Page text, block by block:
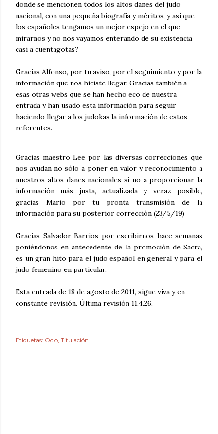
donde se mencionen todos los altos danes del judo
nacional, con una pequeña biografía y méritos, y asi que
los españoles tengamos un mejor espejo en el que
mirarnos y no nos vayamos enterando de su existencia
casi a cuentagotas?
Gracias Alfonso, por tu aviso, por el seguimiento y por la
información que nos hiciste llegar. Gracias también a
esas otras webs que se han hecho eco de nuestra
entrada y han usado esta información para seguir
haciendo llegar a los judokas la información de estos
referentes.
Gracias maestro Lee por las diversas correcciones que
nos ayudan no sólo a poner en valor y reconocimiento a
nuestros altos danes nacionales si no a proporcionar la
información más justa, actualizada y veraz posible,
gracias Mario por tu pronta transmisión de la
información para su posterior corrección (23/5/19)
Gracias Salvador Barrios por escribirnos hace semanas
poniéndonos en antecedente de la promoción de Sacra,
es un gran hito para el judo español en general y para el
judo femenino en particular.
Esta entrada de 18 de agosto de 2011, sigue viva y en
constante revisión. Última revisión 11.4.26.
Etiquetas: Ocio Titulación